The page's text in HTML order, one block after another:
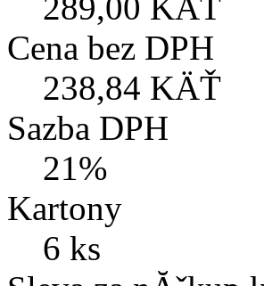
Cena bez DPH
238,84 KÄŤ
Sazba DPH
21%
Kartony
6 ks